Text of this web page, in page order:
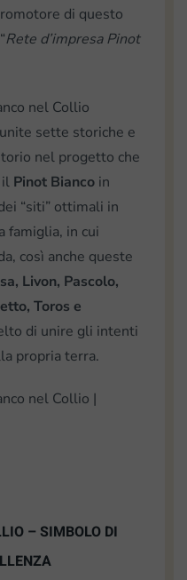
di questo
Rete d’impresa Pinot
sette storiche e
nel progetto che
il Pinot Bianco in
“siti” ottimali in
famiglia, in cui
così anche queste
Livon, Pascolo,
Toros e
di unire gli intenti
propria terra.
– SIMBOLO DI